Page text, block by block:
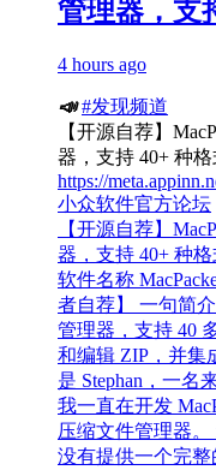
管理器，支
4 hours ago
📣 #发现频道
【开源自荐】
器，支持 40+ 种
https://
小众软件官方论坛
【开源自荐】
器，支持 40+ 种
软件名称
者自荐】 一句简
管理器，支持 40
和编辑 ZIP，并集
是 Stephan，一名
我一直在开发
压缩文件管理器。
没有提供一个完